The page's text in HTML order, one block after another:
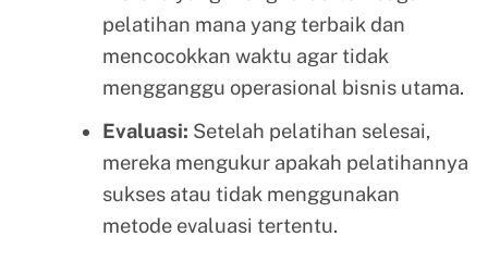
pelatihan mana yang terbaik dan
mencocokkan waktu agar tidak
mengganggu operasional bisnis utama.
Evaluasi: Setelah pelatihan selesai,
mereka mengukur apakah pelatihannya
sukses atau tidak menggunakan
metode evaluasi tertentu.